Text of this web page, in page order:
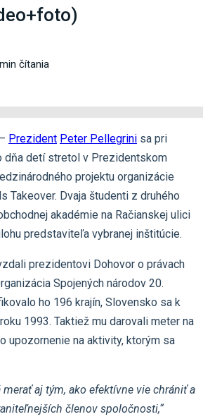
min čítania
Prezident Peter Pellegrini sa pri
dňa detí stretol v Prezidentskom
projektu organizácie
Takeover. Dvaja študenti z druhého
akadémie na Račianskej ulici
predstaviteľa vybranej inštitúcie.
prezidentovi Dohovor o právach
Spojených národov 20.
ho 196 krajín, Slovensko sa k
1993. Taktiež mu darovali meter na
upozornenie na aktivity, ktorým sa
merať aj tým, ako efektívne vie chrániť a
členov spoločnosti,“